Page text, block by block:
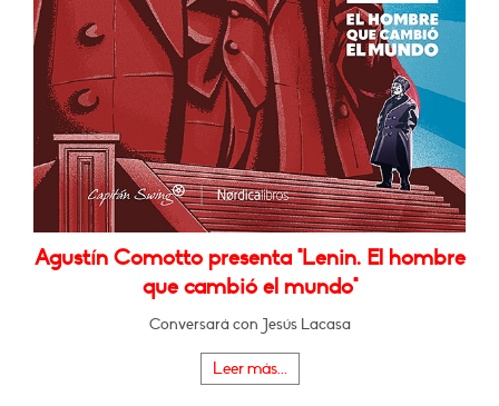
Agustín Comotto presenta "Lenin. El hombre
que cambió el mundo"
Conversará con Jesús Lacasa
Leer más...